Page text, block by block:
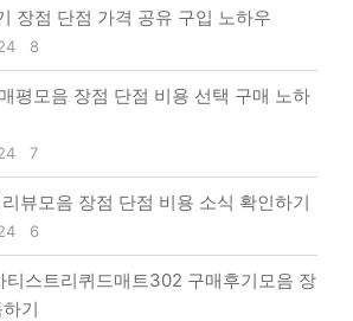
장점 단점 가격 공유 구입 노하우
8
평모음 장점 단점 비용 선택 구매 노하
7
뷰모음 장점 단점 비용 소식 확인하기
6
티스트리퀴드매트302 구매후기모음 장
기